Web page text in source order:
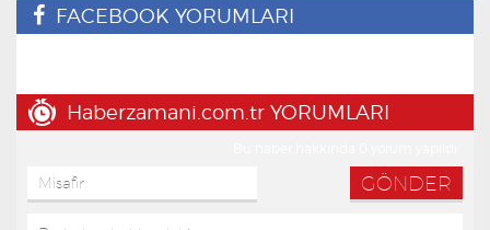
FACEBOOK YORUMLARI
Haberzamani.com.tr YORUMLARI